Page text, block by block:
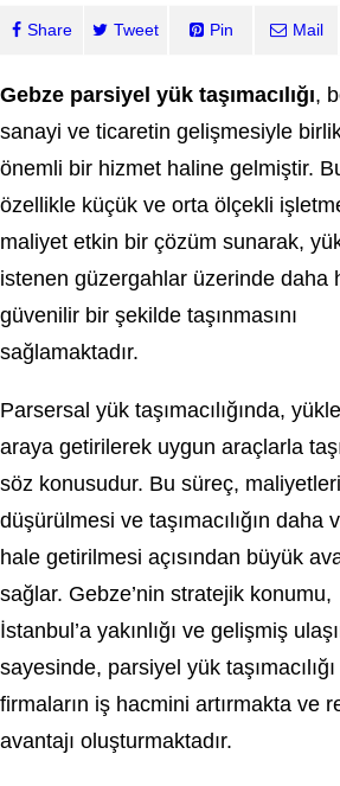
Share Tweet Pin Mail
Gebze parsiyel yük taşımacılığı,
sanayi ve ticaretin gelişmesiyle
önemli bir hizmet haline gelmiştir.
özellikle küçük ve orta ölçekli
maliyet etkin bir çözüm sunarak,
istenen güzergahlar üzerinde daha
güvenilir bir şekilde taşınmasını
sağlamaktadır.
Parsersal yük taşımacılığında,
araya getirilerek uygun araçlarla
söz konusudur. Bu süreç,
düşürülmesi ve taşımacılığın daha
hale getirilmesi açısından büyük
sağlar. Gebze’nin stratejik konumu,
İstanbul’a yakınlığı ve gelişmiş
sayesinde, parsiyel yük
firmaların iş hacmini artırmakta ve
avantajı oluşturmaktadır.